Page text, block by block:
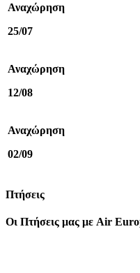
Αναχώρηση
25/07
Αναχώρηση
12/08
Αναχώρηση
02/09
Πτήσεις
Οι Πτήσεις μας με Air